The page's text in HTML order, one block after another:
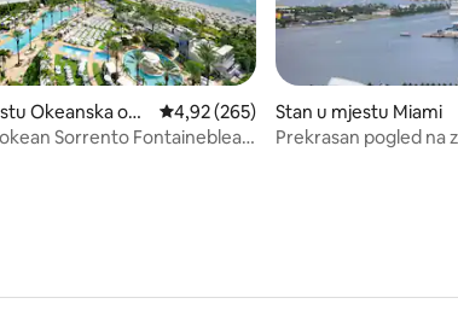
5, recenzija: 353
Okeanska oba
Prosječna ocjena: 4,92 od 5,
4,92 (265)
Sorrento Fontainebleau
Stan u mjestu Miami
Prekrasan pogled na